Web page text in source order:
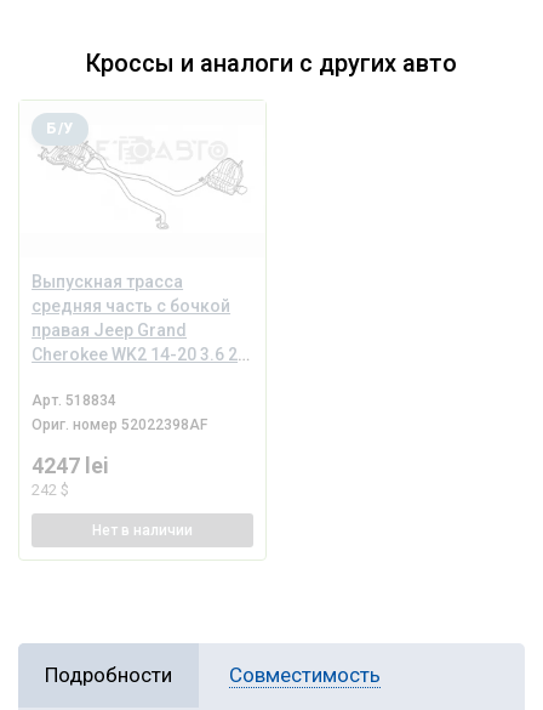
Кроссы и аналоги с других авто
Выпускная трасса
средняя часть с бочкой
правая Jeep Grand
Cherokee WK2 14-20 3.6 2
Б/У
Арт. 518834
Ориг. номер 52022398AF
4247 lei
242 $
Нет в наличии
Подробности Совместимость